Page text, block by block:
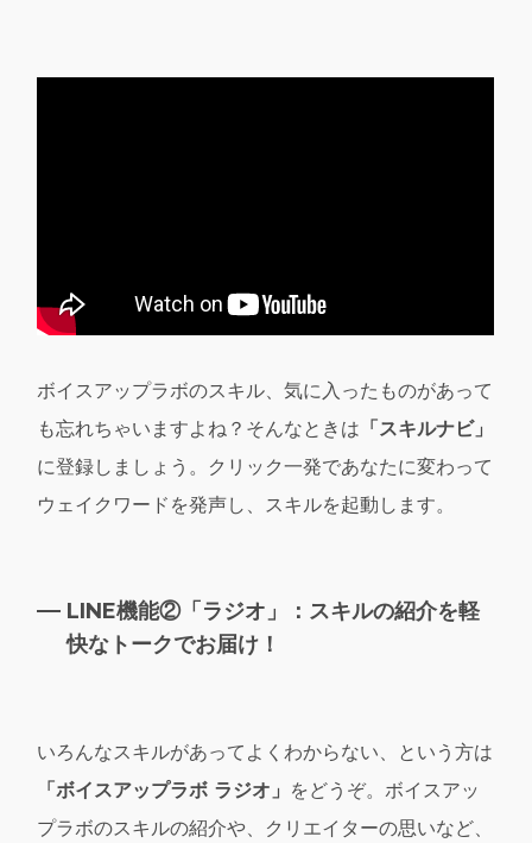
ボイスアップラボのスキル、気に入ったものがあって
も忘れちゃいますよね？そんなときは 「スキルナビ」
に登録しましょう。クリック一発であなたに変わって
ウェイクワードを発声し、スキルを起動します。
LINE機能②「ラジオ」：スキルの紹介を軽
快なトークでお届け！
いろんなスキルがあってよくわからない、という方は
「ボイスアップラボ ラジオ」 をどうぞ。ボイスアッ
プラボのスキルの紹介や、クリエイターの思いなど、